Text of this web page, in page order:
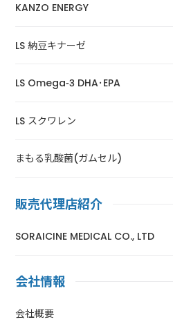
KANZO ENERGY
LS 納豆キナーゼ
LS Omega-3 DHA･EPA
LS スクワレン
まもる乳酸菌(ガムセル)
販売代理店紹介
SORAICINE MEDICAL CO., LTD
会社情報
会社概要